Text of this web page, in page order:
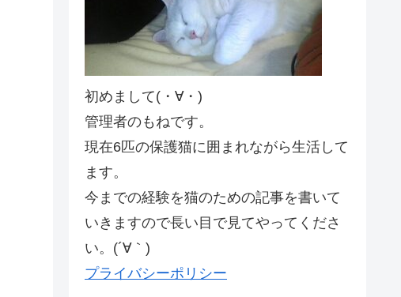
初めまして(・∀・)
管理者のもねです。
現在6匹の保護猫に囲まれながら生活して
ます。
今までの経験を猫のための記事を書いて
いきますので長い目で見てやってくださ
い。(´∀｀)
プライバシーポリシー